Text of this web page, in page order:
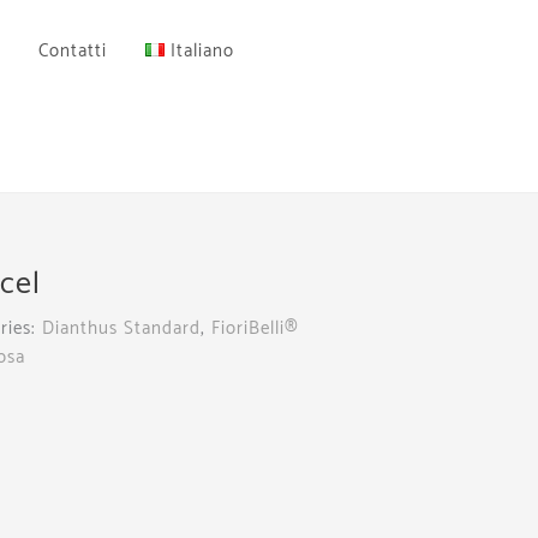
Contatti Italiano
Dianthus Standard, FioriBelli®